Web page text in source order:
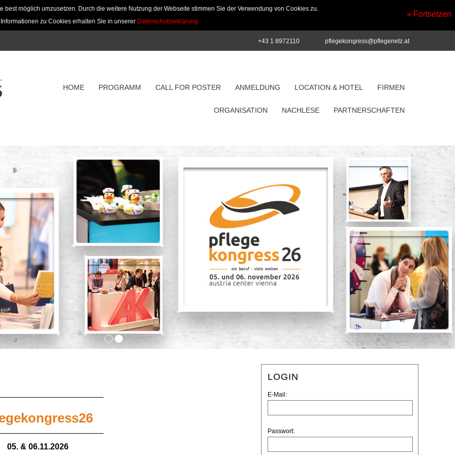
best möglich umzusetzen. Durch die weitere Nutzung der Webseite stimmen Sie der Verwendung von Cookies zu.
zu Cookies erhalten Sie in unserer Datenschutzerklärung.
» Fortsetzen
+43 1 8972110 pflegekongress@pflegenetz.at
HOME PROGRAMM CALL FOR POSTER ANMELDUNG LOCATION & HOTEL FIRMEN
ORGANISATION NACHLESE PARTNERSCHAFTEN
LOGIN
E-Mail:
Passwort:
05. & 06.11.2026